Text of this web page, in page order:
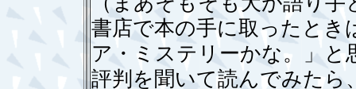
書店で本の手に取ったとき
ア・ミステリーかな。」
評判を聞いて読んでみたら